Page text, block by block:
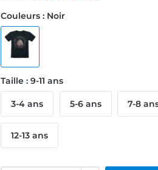
Couleurs : Noir
Taille : 9-11 ans
3-4 ans 5-6 ans 7-8
12-13 ans